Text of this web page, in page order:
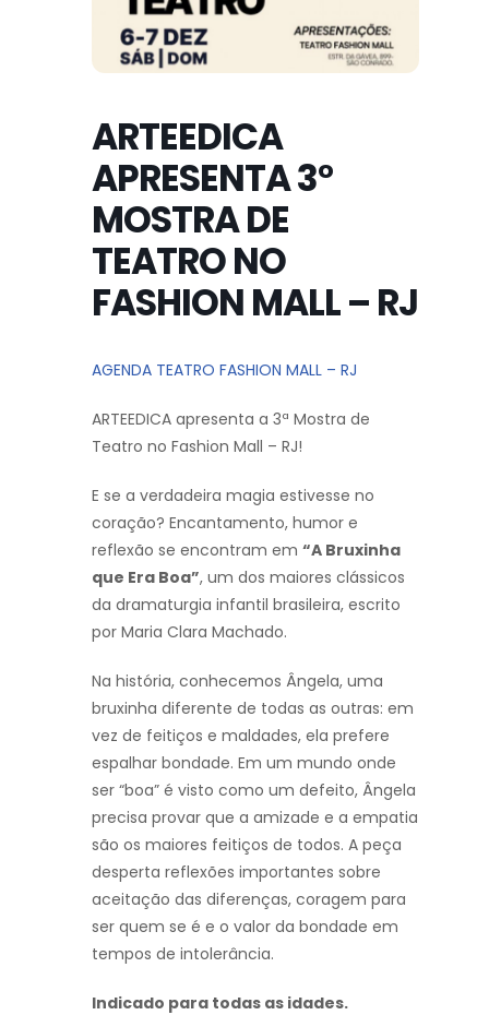
ARTEEDICA
APRESENTA 3°
MOSTRA DE
TEATRO NO
FASHION MALL – RJ
AGENDA TEATRO FASHION MALL – RJ
ARTEEDICA apresenta a 3ª Mostra de
Teatro no Fashion Mall – RJ!
E se a verdadeira magia estivesse no
coração? Encantamento, humor e
reflexão se encontram em “A Bruxinha
que Era Boa”, um dos maiores clássicos
da dramaturgia infantil brasileira, escrito
por Maria Clara Machado.
Na história, conhecemos Ângela, uma
bruxinha diferente de todas as outras: em
vez de feitiços e maldades, ela prefere
espalhar bondade. Em um mundo onde
ser “boa” é visto como um defeito, Ângela
precisa provar que a amizade e a empatia
são os maiores feitiços de todos. A peça
desperta reflexões importantes sobre
aceitação das diferenças, coragem para
ser quem se é e o valor da bondade em
tempos de intolerância.
Indicado para todas as idades.